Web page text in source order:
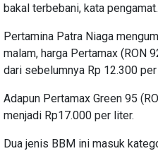
bakal terbebani, kata pengamat.
Pertamina Patra Niaga
malam, harga Pertamax (RON
dari sebelumnya Rp 12.300
Adapun Pertamax Green 95
menjadi Rp17.000 per liter.
Dua jenis BBM ini masuk